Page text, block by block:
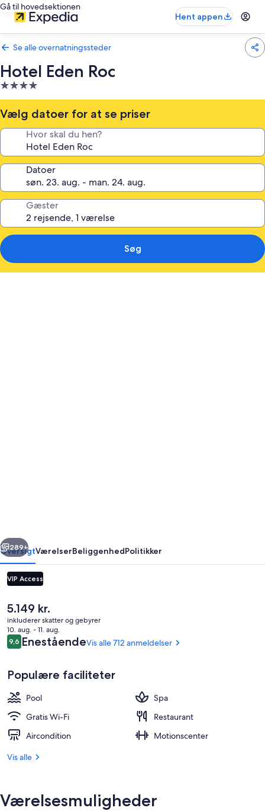
Gå til hovedsektionen
Hent appen
Se alle overnatningssteder
Hotel Eden Roc
4.0-
stjernet
overnatningssted
Vælg datoer for at se priser
Hvor skal du hen?
Datoer
Gæster
Søg
Næste
289+
OversigtVærelserBeliggenhedPolitikker
VIP Access
Den
nuværende
pris
er
5.149 kr.
5.149 kr.
inkluderer skatter og gebyrer
10. aug. - 11. aug.
Anmeldelser
9,69,6 ud af 10.
EneståendeVis alle 712 anmeldelser
Populære faciliteter
Pool
Spa
Gratis Wi-Fi
Restaurant
Aircondition
Motionscenter
Vis alle
Værelsesmuligheder